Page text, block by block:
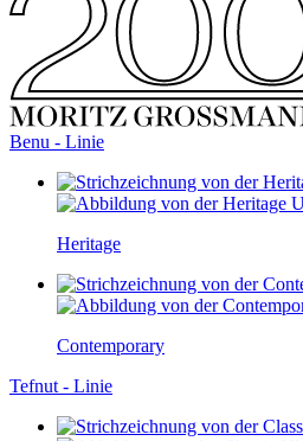
Benu - Linie
Heritage
Contemporary
Tefnut - Linie